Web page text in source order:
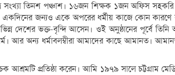
সংখ্যা তিনশ পঞ্চাশ। ১৬জন শিক্ষক ১জন অফিস
জন্যও একে অপরের ধর্মীয় কাজে কোন কারণে
দেশের ভক্ত-বৃন্দি আসেন। ওই অনুষ্ঠানের পূর্বে তিনি
আর অন্য ধর্মাবলম্বীরা আমাদের কাছে আমানত।
আশ্রমটি প্রতিষ্ঠা করেন। আমি ১৯৭৯ সালে চট্টগ্রাম